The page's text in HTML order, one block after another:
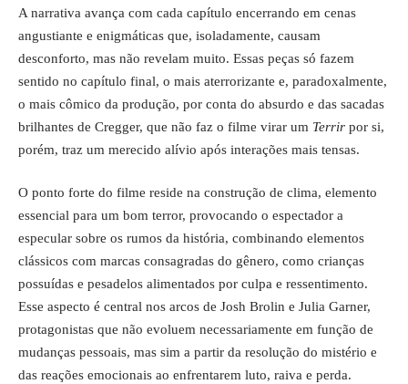
A narrativa avança com cada capítulo encerrando em cenas
angustiante e enigmáticas que, isoladamente, causam
desconforto, mas não revelam muito. Essas peças só fazem
sentido no capítulo final, o mais aterrorizante e, paradoxalmente,
o mais cômico da produção, por conta do absurdo e das sacadas
brilhantes de Cregger, que não faz o filme virar um Terrir por si,
porém, traz um merecido alívio após interações mais tensas.
O ponto forte do filme reside na construção de clima, elemento
essencial para um bom terror, provocando o espectador a
especular sobre os rumos da história, combinando elementos
clássicos com marcas consagradas do gênero, como crianças
possuídas e pesadelos alimentados por culpa e ressentimento.
Esse aspecto é central nos arcos de Josh Brolin e Julia Garner,
protagonistas que não evoluem necessariamente em função de
mudanças pessoais, mas sim a partir da resolução do mistério e
das reações emocionais ao enfrentarem luto, raiva e perda.